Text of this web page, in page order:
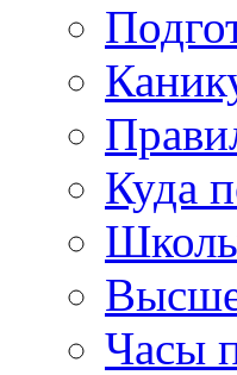
Куда
Часы